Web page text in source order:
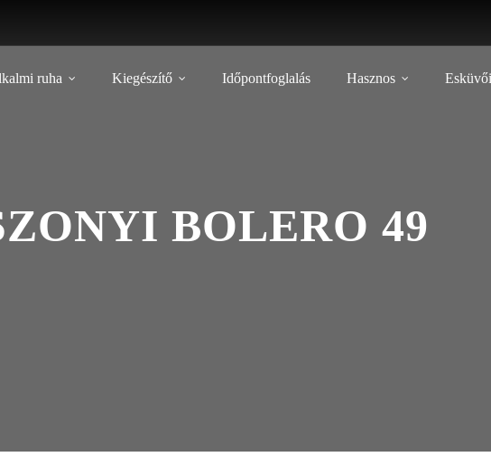
ruha Kiegészítő Időpontfoglalás Hasznos
BOLERO 49